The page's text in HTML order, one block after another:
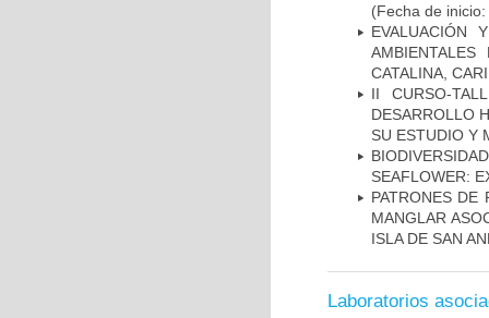
(Fecha de
EVALUACIÓN
CATALINA,
II CURSO-
DESARROLLO
SU ESTUDIO Y
SEAFLOWER:
PATRONES DE
MANGLAR
ISLA DE SAN
Laboratorios